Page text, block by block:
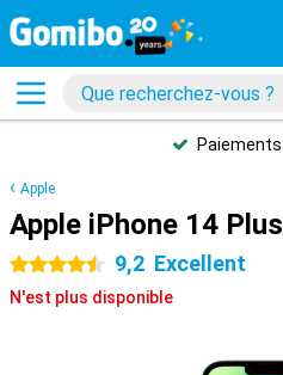
Paiements
Apple
Apple iPhone 14 Plus
4.5 étoiles 9,2 Excellent
N'est plus disponible